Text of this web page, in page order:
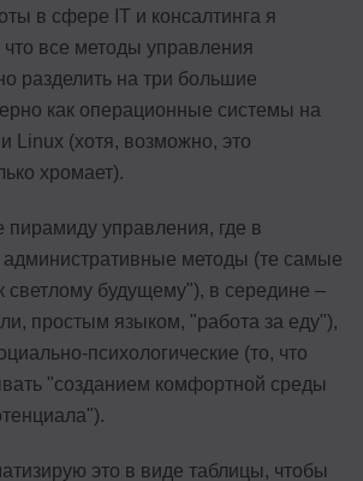
в сфере IT и консалтинга я
все методы управления
разделить на три большие
как операционные системы на
Linux (хотя, возможно, это
хромает).
пирамиду управления, где в
методы (те самые
светлому будущему"), в середине –
простым языком, "работа за еду"),
психологические (то, что
"созданием комфортной среды
это в виде таблицы, чтобы